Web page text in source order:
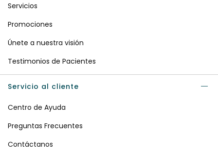
Servicios
Promociones
Únete a nuestra visión
Testimonios de Pacientes
Servicio al cliente
Centro de Ayuda
Preguntas Frecuentes
Contáctanos